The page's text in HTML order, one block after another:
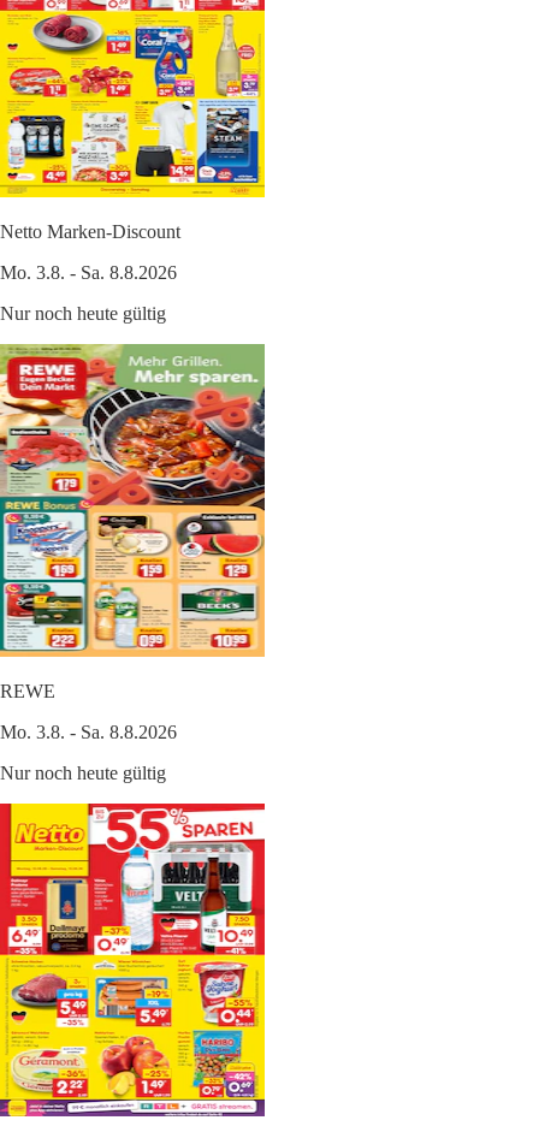
Netto Marken-Discount
Mo. 3.8. - Sa. 8.8.2026
Nur noch heute gültig
REWE
Mo. 3.8. - Sa. 8.8.2026
Nur noch heute gültig